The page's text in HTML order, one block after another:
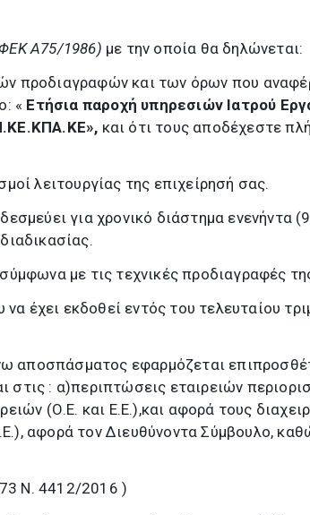
Α75/1986) με την οποία θα δηλώνεται:
προδιαγραφών και των όρων που
« Ετήσια παροχή υπηρεσιών Ιατρού
και ότι τους αποδέχεστε
λειτουργίας της επιχείρησή σας.
για χρονικό διάστημα ενενήντα
με τις τεχνικές προδιαγραφές
να έχει εκδοθεί εντός του τελευταίου
αποσπάσματος εφαρμόζεται
στις : α)περιπτώσεις εταιρειών
(Ο.Ε. και Ε.Ε.),και αφορά τους
αφορά τον Διευθύνοντα Σύμβουλο,
Ν. 4412/2016 )